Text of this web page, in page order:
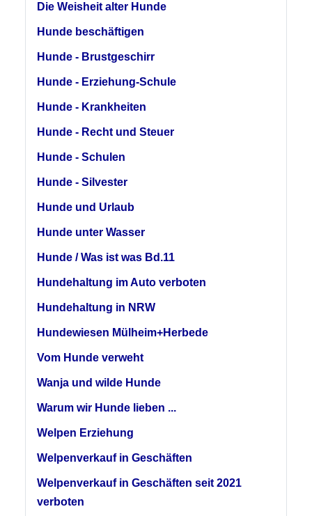
Die Weisheit alter Hunde
Hunde beschäftigen
Hunde - Brustgeschirr
Hunde - Erziehung-Schule
Hunde - Krankheiten
Hunde - Recht und Steuer
Hunde - Schulen
Hunde - Silvester
Hunde und Urlaub
Hunde unter Wasser
Hunde / Was ist was Bd.11
Hundehaltung im Auto verboten
Hundehaltung in NRW
Hundewiesen Mülheim+Herbede
Vom Hunde verweht
Wanja und wilde Hunde
Warum wir Hunde lieben ...
Welpen Erziehung
Welpenverkauf in Geschäften
Welpenverkauf in Geschäften seit 2021
verboten